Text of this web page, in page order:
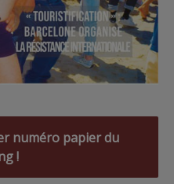
numéro papier du
!